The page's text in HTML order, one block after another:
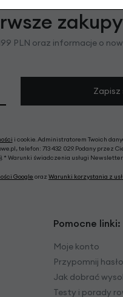
zakupy
PLN oraz informacje o
Zapisz
i cookie. Administratorem Twoich
telefon: 713 432 029. Podany przez
* Warunki świadczenia usługi Newsletter
Google oraz Warunki korzystania z
Pomocne linki:
Moje konto
Przypomnij hasło
Jak dobrać
Testy i porady